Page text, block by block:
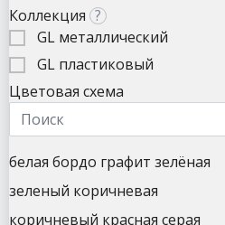
Коллекция ?
GL металлический
GL пластиковый
Цветовая схема
белая бордо графит зелёная
зеленый коричневая
коричневый красная серая